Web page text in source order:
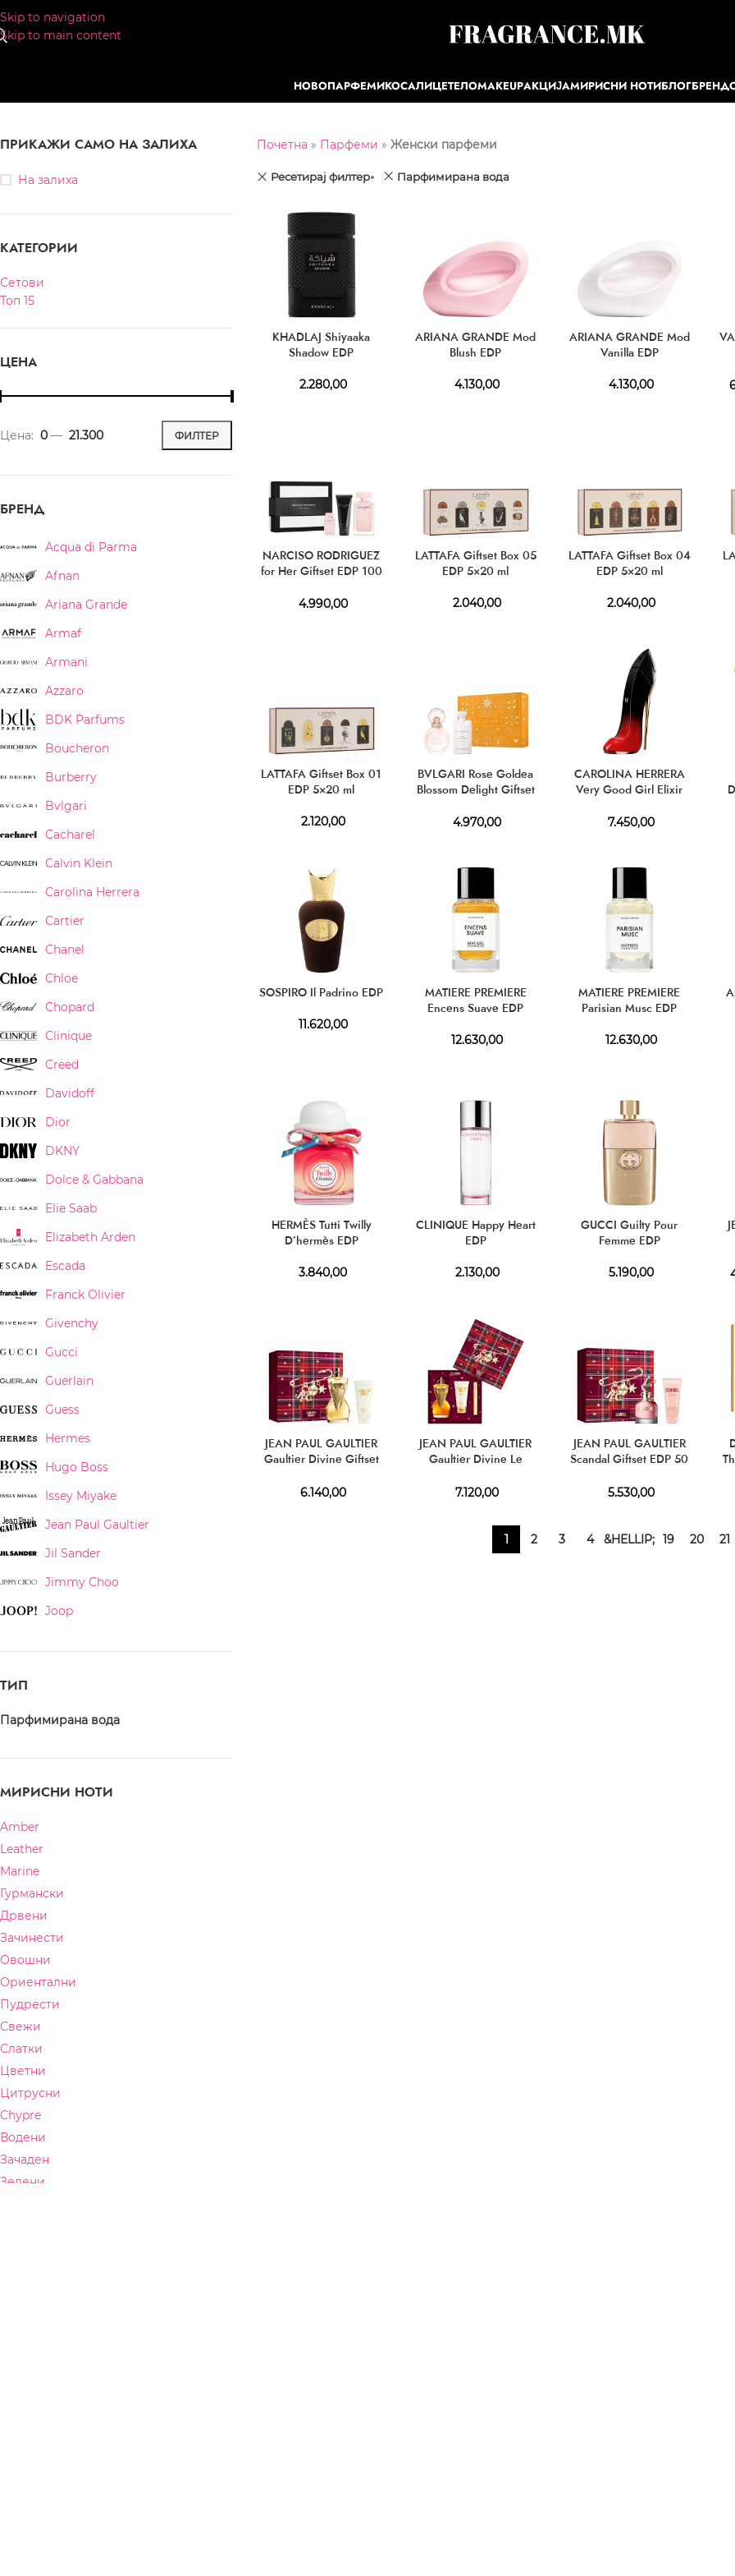
Skip to navigation
Skip to main content
НОВОПАРФЕМИКОСАЛИЦЕТЕЛОMAKEUPАКЦИЈАМИРИСНИ НОТИБЛОГ
ПРИКАЖИ САМО НА ЗАЛИХА
На залиха
КАТЕГОРИИ
Сетови
Топ 15
ЦЕНА
ФИЛТЕР
Цена: 0 — 21.300
БРЕНД
Acqua di Parma
Afnan
Ariana Grande
Armaf
Armani
Azzaro
BDK Parfums
Boucheron
Burberry
Bvlgari
Cacharel
Calvin Klein
Carolina Herrera
Cartier
Chanel
Chloe
Chopard
Clinique
Creed
Davidoff
Dior
DKNY
Dolce & Gabbana
Elie Saab
Elizabeth Arden
Escada
Franck Olivier
Givenchy
Gucci
Guerlain
Guess
Hermes
Hugo Boss
Issey Miyake
Jean Paul Gaultier
Jil Sander
Jimmy Choo
Joop
Khadlaj
Lalique
Mont Blanc
Mugler
Narciso Rodriguez
Nina Ricci
Rabanne
ТИП
Парфимирана вода
МИРИСНИ НОТИ
Amber
Leather
Marine
Гурмански
Дрвени
Зачинести
Овошни
Ориентални
Пудрести
Свежи
Слатки
Цветни
Цитрусни
Chypre
Водени
Зачаден
Зелени
Почетна » Парфеми » Женски парфеми
Ресетирај филтер Парфимирана вода
KHADLAJ Shiyaaka
Shadow EDP
2.280,00
ARIANA GRANDE Mod
Blush EDP
4.130,00
ARIANA GRANDE Mod
Vanilla EDP
4.130,00
NARCISO RODRIGUEZ
for Her Giftset EDP 100
ml
4.990,00
LATTAFA Giftset Box 05
EDP 5×20 ml
2.040,00
LATTAFA Giftset Box 04
EDP 5×20 ml
2.040,00
LATTAFA Giftset Box 01
EDP 5×20 ml
2.120,00
BVLGARI Rose Goldea
Blossom Delight Giftset
4.970,00
CAROLINA HERRERA
Very Good Girl Elixir
7.450,00
SOSPIRO Il Padrino EDP
11.620,00
MATIERE PREMIERE
Encens Suave EDP
12.630,00
MATIERE PREMIERE
Parisian Musc EDP
12.630,00
HERMÈS Tutti Twilly
D’hermès EDP
3.840,00
CLINIQUE Happy Heart
EDP
2.130,00
GUCCI Guilty Pour
Femme EDP
5.190,00
JEAN PAUL GAULTIER
Gaultier Divine Giftset
6.140,00
JEAN PAUL GAULTIER
Gaultier Divine Le
ml + BL 75 ml + EDP 10
7.120,00
JEAN PAUL GAULTIER
Scandal Giftset EDP 50
5.530,00
1 2 3 4 &HELLIP; 19 20 21